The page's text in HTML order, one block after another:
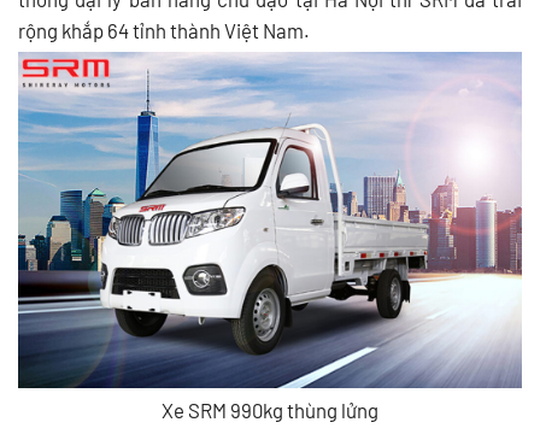
rộng khắp 64 tỉnh thành Việt Nam.
Xe SRM 990kg thùng lửng